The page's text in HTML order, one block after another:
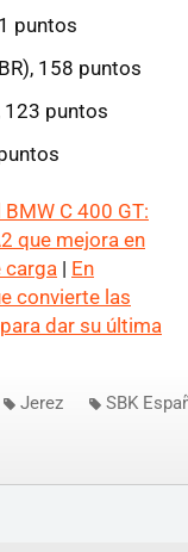
puntos
158 puntos
123 puntos
C 400 GT:
que mejora en
carga | En
convierte las
dar su última
Jerez SBK